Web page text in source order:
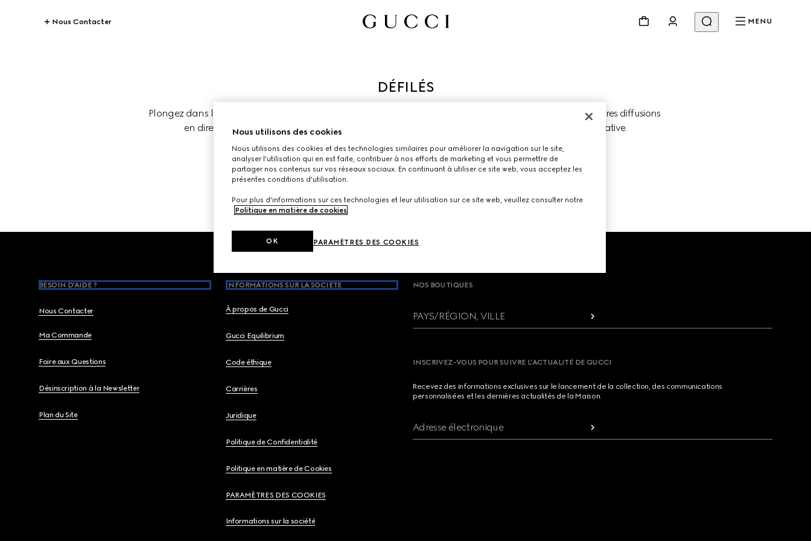
Nous Contacter MENU
Plongez dans l’univers des défilés Gucci, mis en scène dans des lieux emblématiques. Découvrez les dernières diffusions
en direct et les anciennes collections de la Maison, où la tradition évolue au fil de l’innovation créative.
DÉFILÉS ET ÉVÉNEMENTS PRÉCÉDENTS
BESOIN D'AIDE ?
Nous Contacter
Ma Commande
Foire aux Questions
Désinscription à la Newsletter
Plan du Site
INFORMATIONS SUR LA SOCIETE
À propos de Gucci
Gucci Equilibrium
Code éthique
Carrières
Juridique
Politique de Confidentialité
Politique en matière de Cookies
PARAMÈTRES DES COOKIES
Informations sur la société
NOS BOUTIQUES
PAYS/RÉGION, VILLE
INSCRIVEZ-VOUS POUR SUIVRE L’ACTUALITÉ DE GUCCI
Recevez des informations exclusives sur le lancement de la collection, des communications
personnalisées et les dernières actualités de la Maison.
Adresse électronique
Nous utilisons des cookies
Nous utilisons des cookies et des technologies similaires pour améliorer la navigation sur le site,
analyser l'utilisation qui en est faite, contribuer à nos efforts de marketing et vous permettre de
partager nos contenus sur vos réseaux sociaux. En continuant à utiliser ce site web, vous acceptez les
présentes conditions d'utilisation.
Pour plus d'informations sur ces technologies et leur utilisation sur ce site web, veuillez consulter notre
Politique en matière de cookies
PARAMÈTRES DES COOKIES
OK